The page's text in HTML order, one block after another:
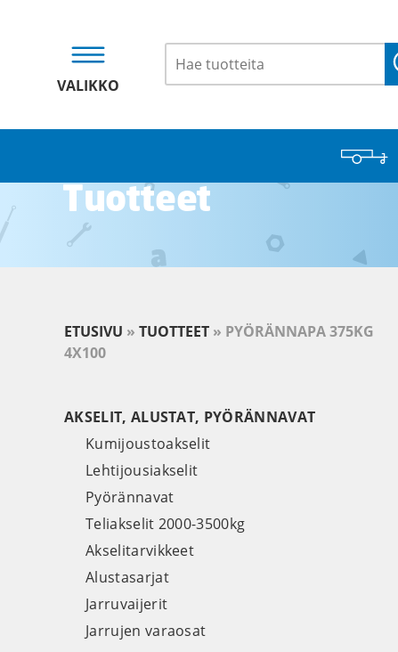
VALIKKO
Tuotteet
ETUSIVU » TUOTTEET » PYÖRÄNNAPA 375KG
4X100
AKSELIT, ALUSTAT, PYÖRÄNNAVAT
Kumijoustoakselit
Lehtijousiakselit
Pyörännavat
Teliakselit 2000-3500kg
Akselitarvikkeet
Alustasarjat
Jarruvaijerit
Jarrujen varaosat